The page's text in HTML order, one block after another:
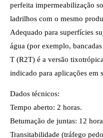
perfeita impermeabilização
ladrilhos com o mesmo
Adequado para superfícies
água (por exemplo,
T (R2T) é a versão
indicado para aplicações em
Dados técnicos:
Tempo aberto: 2 horas.
Betumação de juntas: 12
Transitabilidade (tráfego